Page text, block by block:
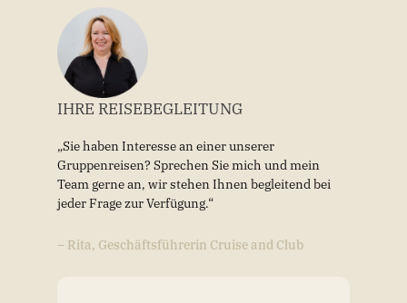
IHRE REISEBEGLEITUNG
„Sie haben Interesse an einer unserer
Gruppenreisen? Sprechen Sie mich und mein
Team gerne an, wir stehen Ihnen begleitend bei
jeder Frage zur Verfügung.“
– Rita, Geschäftsführerin Cruise and Club